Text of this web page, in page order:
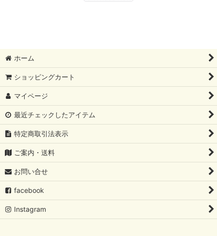
ホーム
ショッピングカート
マイページ
最近チェックしたアイテム
特定商取引法表示
ご案内・送料
お問い合せ
facebook
Instagram